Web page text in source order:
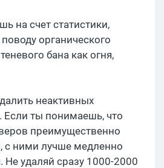
на счет статистики,
органического
бана как огня,
неактивных
Если ты понимаешь, что
преимущественно
с ними лучше медленно
Не удаляй сразу 1000-2000